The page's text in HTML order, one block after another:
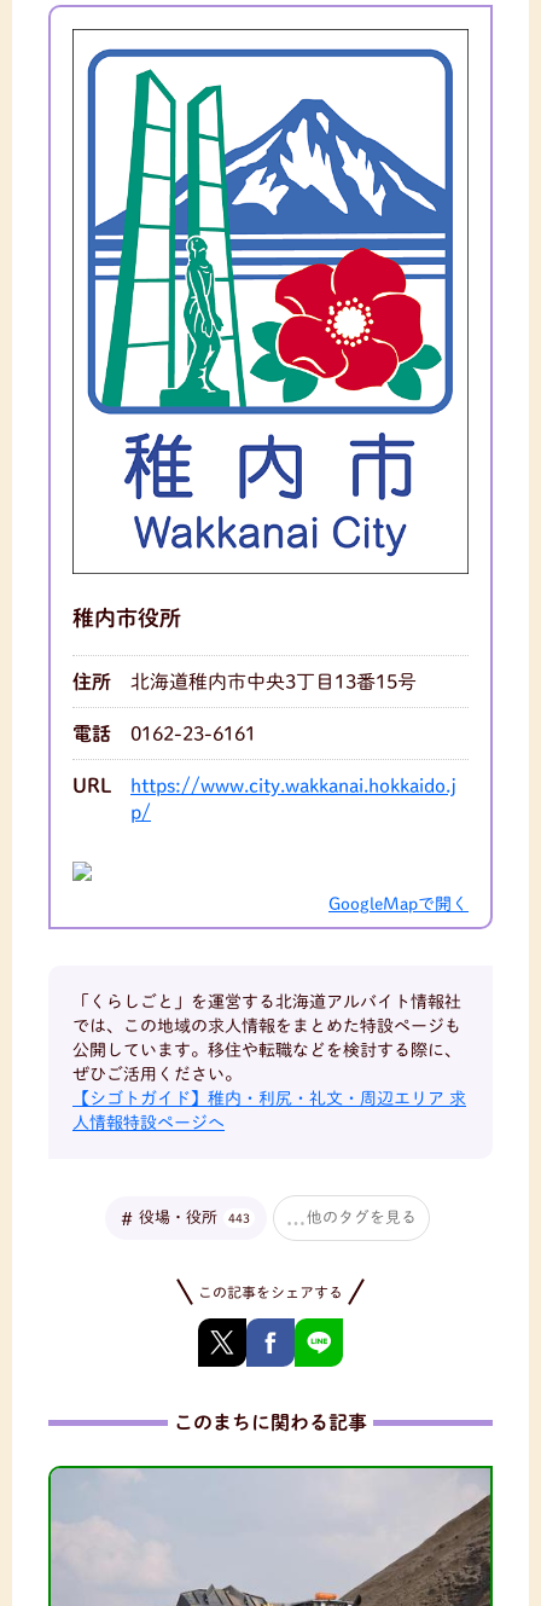
稚内市役所
住所 北海道稚内市中央3丁目13番15号
電話 0162-23-6161
URL
https://www.city.wakkanai.hokkaido.j
p/
GoogleMapで開く
「くらしごと」を運営する北海道アルバイト情報社
では、この地域の求人情報をまとめた特設ページも
公開しています。移住や転職などを検討する際に、
ぜひご活用ください。
【シゴトガイド】稚内・利尻・礼文・周辺エリア 求
人情報特設ページへ
役場・役所 443 他のタグを見る
この記事をシェアする
このまちに関わる記事